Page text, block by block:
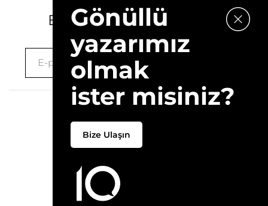
E-bültenimize kaydolun.
Hakkımızda
Gönüllü
yazarımız
olmak
ister misiniz?
Bize Ulaşın